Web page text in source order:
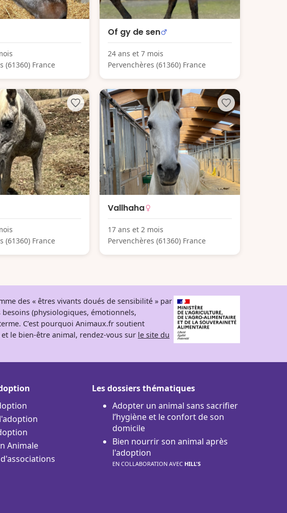
(61360) France
Of gy de sen
24 ans et 7 mois
Pervenchères (61360) France
(61360) France
Vallhaha
17 ans et 2 mois
Pervenchères (61360) France
des « êtres vivants doués de sensibilité » par
(physiologiques, émotionnels,
C’est pourquoi Animaux.fr soutient
le bien-être animal, rendez-vous sur le site du
Animale
Les dossiers thématiques
Adopter un animal sans sacrifier
l’hygiène et le confort de son
domicile
Bien nourrir son animal après
l'adoption
EN COLLABORATION AVEC HILL'S